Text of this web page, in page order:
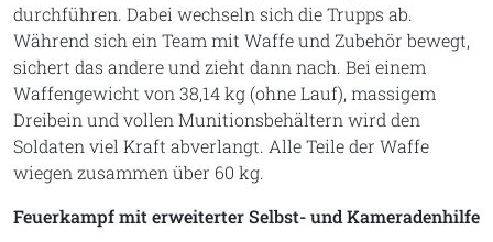
durchführen. Dabei wechseln sich die Trupps ab.
Während sich ein Team mit Waffe und Zubehör bewegt,
sichert das andere und zieht dann nach. Bei einem
Waffengewicht von 38,14 kg (ohne Lauf), massigem
Dreibein und vollen Munitionsbehältern wird den
Soldaten viel Kraft abverlangt. Alle Teile der Waffe
wiegen zusammen über 60 kg.
Feuerkampf mit erweiterter Selbst- und Kameradenhilfe